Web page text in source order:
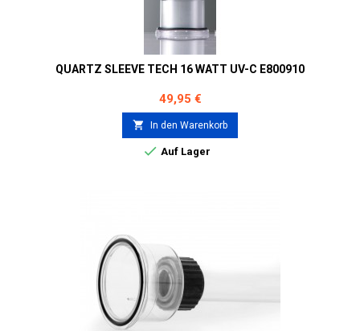
QUARTZ SLEEVE TECH 16 WATT UV-C E800910
Preis
49,95 €
 In den Warenkorb
 Auf Lager